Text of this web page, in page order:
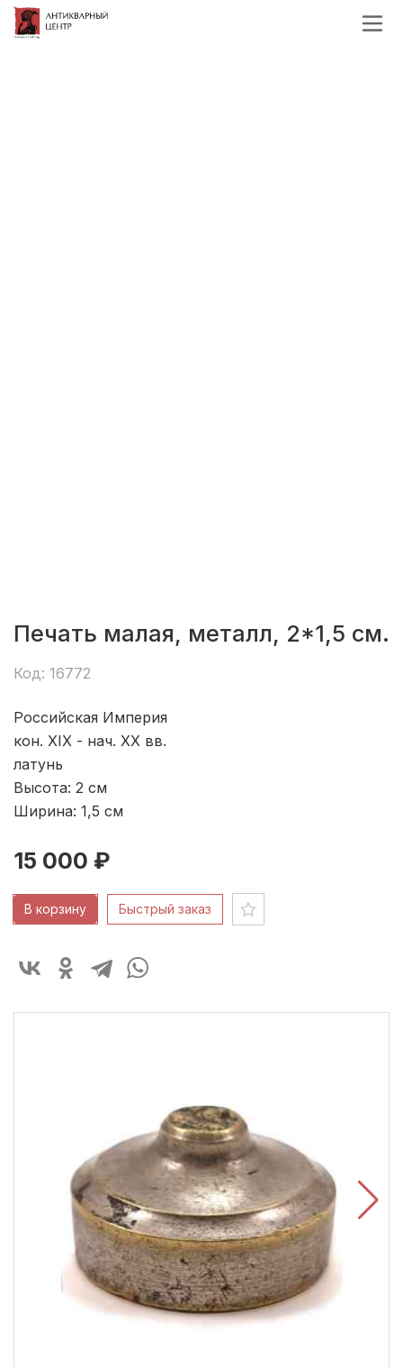
Печать малая, металл, 2*1,5 см.
Код: 16772
Российская Империя
кон. XIX - нач. ХХ вв.
латунь
Высота: 2 см
Ширина: 1,5 см
15 000 ₽
В корзину Быстрый заказ